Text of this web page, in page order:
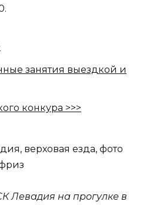
занятия выездкой и
конкура >>>
Левадия на прогулке в